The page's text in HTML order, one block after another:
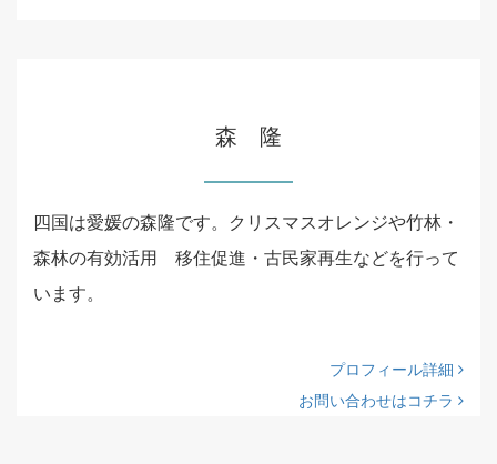
森 隆
四国は愛媛の森隆です。クリスマスオレンジや竹林・
森林の有効活用 移住促進・古民家再生などを行って
います。
プロフィール詳細
お問い合わせはコチラ